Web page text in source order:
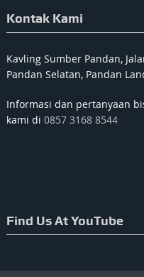
Kontak Kami
Kavling Sumber Pandan,
Pandan Selatan, Pandan
Informasi dan pertanyaan
kami di 0857 3168 8544
Find Us At YouTube